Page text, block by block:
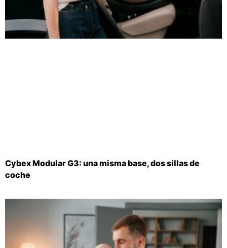
Cybex Modular G3: una misma base, dos sillas de
coche